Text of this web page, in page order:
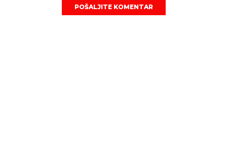
POŠALJITE KOMENTAR